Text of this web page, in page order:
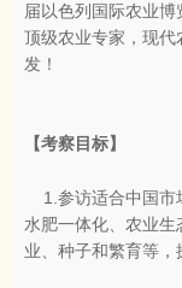
届以色列国际农业
顶级农业专家，现代
发！
【考察目标】
1.参访适合中国市
水肥一体化、农业
业、种子和繁育等，